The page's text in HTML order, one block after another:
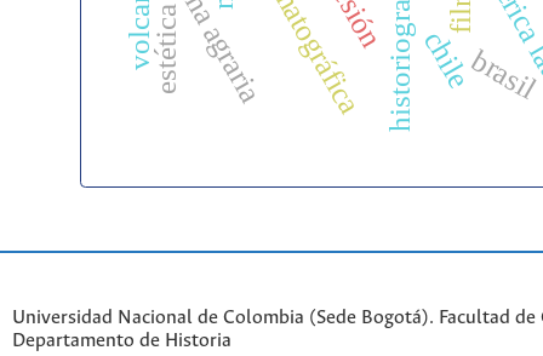
chilebrasil
estética
Universidad Nacional de Colombia (Sede Bogotá). Facultad de
Departamento de Historia